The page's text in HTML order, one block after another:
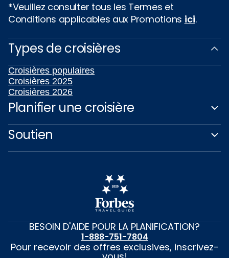
*Veuillez consulter tous les Termes et
Conditions applicables aux Promotions ici.
Types de croisières
Croisières populaires
Croisières 2025
Croisières 2026
Planifier une croisière
Soutien
BESOIN D'AIDE POUR LA PLANIFICATION?
1-888-751-7804
Pour recevoir des offres exclusives, inscrivez-